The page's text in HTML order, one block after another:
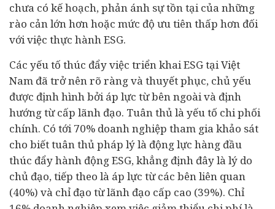
chưa có kế hoạch, phản ánh sự tồn tại của những
rào cản lớn hơn hoặc mức độ ưu tiên thấp hơn đối
với việc thực hành ESG.
Các yếu tố thúc đẩy việc triển khai ESG tại Việt
Nam đã trở nên rõ ràng và thuyết phục, chủ yếu
được định hình bởi áp lực từ bên ngoài và định
hướng từ cấp lãnh đạo. Tuân thủ là yếu tố chi phối
chính. Có tới 70% doanh nghiệp tham gia khảo sát
cho biết tuân thủ pháp lý là động lực hàng đầu
thúc đẩy hành động ESG, khẳng định đây là lý do
chủ đạo, tiếp theo là áp lực từ các bên liên quan
(40%) và chỉ đạo từ lãnh đạo cấp cao (39%). Chỉ